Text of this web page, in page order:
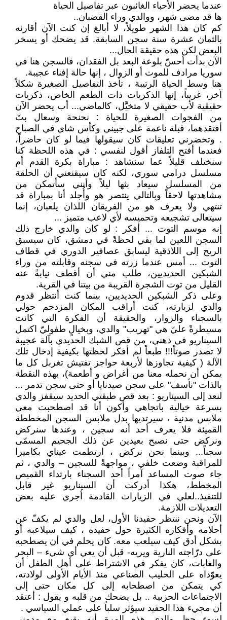
عندما يحضر الأحباء الغائبون عبر تفاصيل الحياة
ها قد مضى شهر، ووالدي وراء القضبان..
كم كان هذا الشهر طويلاً، لا أبالغ إن كنت الآن أقارنه
بالثمان عشرة سنة سجن السابقة. قد يضحك أو يسخر
البعض لكن هذه حقيقة الحال...
الآن بدأت أحسّ بلوعة البعد بل الفقدان، فالسجن هنا في
سوريا مرادف للموت أو الزوال ، إنها حالة إفناء عجيبة.
هنا وسط الحياة الرتيبة ، تأخذ التفاصيل الصغيرة شكلاً
آخر، غريباً، إنها الذكريات ذات الطعم الخاص، ذكريات
حقيقية لأب حقيقي لا متخيَّل، كالماضي... أب يحضر الآن
من الفجوات الصغيرة للحياة : نحنحة وسعال بتّ
أفتقدهما، قبلة ناعمة على جبيني وكأس شاي في الصباح
. وتحضرني تعليقات كان سيقولها فيما لو كان حاضراً،
فعندما أفتح التلفاز أقول لنفسي : في هذه اللحظة كنا
سنختلف قليلاً عما سنشاهد : مباراة بكرة القدم أم
مسلسل درامي سوري، لكنه كان سيقنعني أن الحلقة
من المسلسل سيعاد بثها ليلاً وأنني سأتمكن من
مشاهدتها لاحقاً وبالتالي ينتصر هو وأُجلد أنا بمباراة قد
تنتهي ولا يعرف هو من الفريقان اللذان يلعبان، إنما
سيتعالى تشجيعه وتحميسه لأي لاعب متميز ...
إنه موسم التوت ... أفكر : لو كان والدي خارج ذلك
السجن اللعين لما بقي لحظةً في دمشق، كان سيسبق
الريح إلى اللاذقية ليسابق عصافير الدوري في قطاف
التوت ... أمس عندما زرته في سجنه وقابلته من وراء
الشبكين الحديديين، طلب مني أن أقطف نيابةً عنه
القليل من توت الشجرة القريبة من بيتنا في القرية.
وعلى ذكر الشبكين الحديديين، بينما كنت أنتظر قدوم
والدي لزيارته، كنت أراقب المكان المزدحم حولي
بالسجناء والزوار، والحقيقة أن الفكرة التي كانت
مسيطرةً عليّ هي "تهريب" والدي، وبخيالٍ طفوليّ اكتمل
السيناريو في ذهني، من قص الشبك الحديدي بآلة عجيبة
لا تصدر صوتاً!!! طبعاً لم أفكر لحظتها بكيفية إدخال تلك
الآلة ( كيفية تجاوزها لأربعة حواجز تفتيش تغربل كل ما
يمكن أن نحمله معنا من أغراض و أطعمة)، بهذه النقطة
بالذات "نأسف" على سجن صيدنايا أو حتى سجن تدمر ...
لنعد إلى السيناريو : بعد قص طبقتي الحديد سيقفز والدي
بسرعة خيالية باتجاهي وأكون أنا قد اصطحبت معي
ملابس مدنية ، سيرتديها بدل ملابس السجن المخططة
القميئة فلا يعرف أحد أنه سجين ، وعندها سنركض
ونركض حتى نصبح بعيدين عن ذلك الجحيم المسمّى
سجناً... وبينما نحن نركض ، ارتطمت عيناي بكاميرا
للمراقبة وضعت خلفي ، مواجهةً للسجين – والدي ، ثم
جاء صوت المساعد آمراً أحد السجناء بارتداء القميص
المخطط، هكذا أدركت أن السيناريو غير قابل
للتنفيذ..لعلي في الزيارات القادمة أجري عليه بعض
التعديلات اللازمة.
الآن ونحن ننتظر حفيدنا الأول، لعل والدي لم يكفّ عن
أحلامه وأفكاره الكثيرة حول حفيده ، كيف سيلاعبه أو
بشكل أدق كيف سيلعب معه. كان يحلم في أن يصطحبه
على درّاجته النارية ويريه- قبل أن يعي أي شيء – البحر
والغابات، كان يفكر في الاشتراط على أهل الطفل أن
يعوّداه على الحليب الصناعي منذ الأيام الأولى لولادته،
كي يتمكن من اصطحابه إلى كل مكان حتى إلى
الاجتماعات الحزبية .. بل يضحك من قلبه و يقول : أعتقد
أن مجيء هذا الحفيد سيؤثر سلباً على عملي السياسي .